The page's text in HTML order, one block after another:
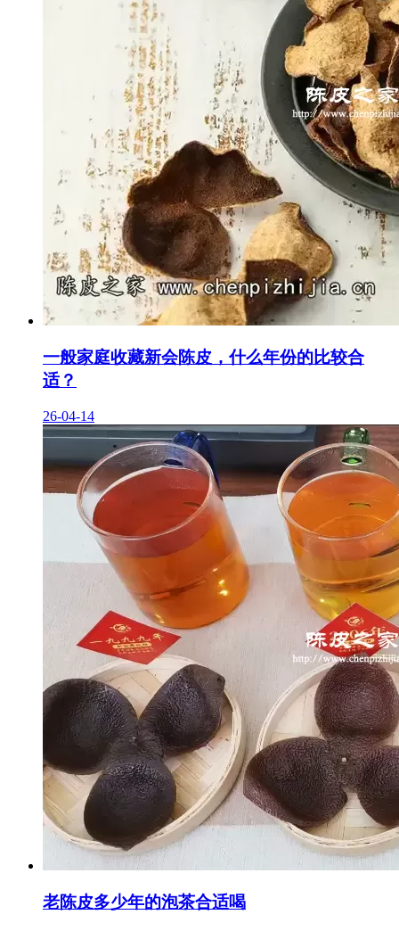
一般家庭收藏新会陈皮，什么年份的比较合
适？
26-04-14
老陈皮多少年的泡茶合适喝